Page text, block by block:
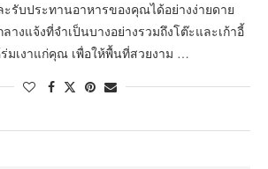
ะรับประทานอาหารของคุณได้อย่างง่ายดาย
างแจ้งที่จำเป็นบางอย่างรวมถึงโต๊ะและเก้าอี้
มเงาแก่คุณ เพื่อให้พื้นที่สวยงาม …